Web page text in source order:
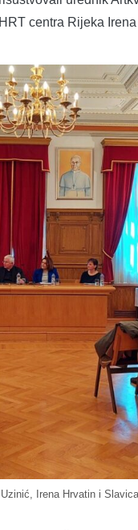
centra Rijeka
Irena Hrvatin i